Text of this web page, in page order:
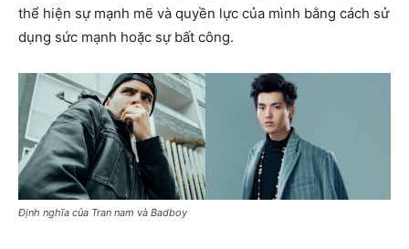
thể hiện sự mạnh mẽ và quyền lực của mình bằng cách sử
dụng sức mạnh hoặc sự bất công.
Định nghĩa của Tran nam và Badboy